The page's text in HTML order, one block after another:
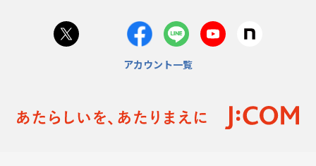
アカウント一覧